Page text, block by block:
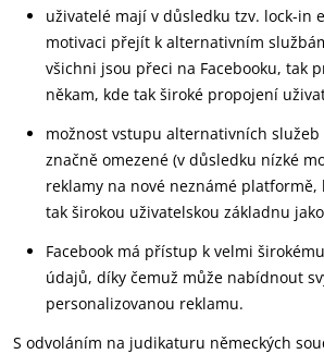
uživatelé mají v důsledku tzv. lock-in
motivaci přejít k alternativním
všichni jsou přeci na Facebooku, tak
někam, kde tak široké propojení
možnost vstupu alternativních
značně omezené (v důsledku nízké
reklamy na nové neznámé platformě,
tak širokou uživatelskou základnu jako
Facebook má přístup k velmi
údajů, díky čemuž může nabídnout
personalizovanou reklamu.
S odvoláním na judikaturu německých